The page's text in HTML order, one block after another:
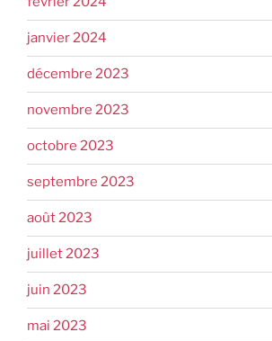
janvier 2024
décembre 2023
novembre 2023
octobre 2023
septembre 2023
août 2023
juillet 2023
juin 2023
mai 2023